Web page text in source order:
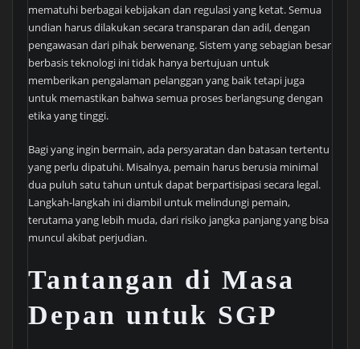
mematuhi berbagai kebijakan dan regulasi yang ketat. Semua
undian harus dilakukan secara transparan dan adil, dengan
pengawasan dari pihak berwenang. Sistem yang sebagian besar
berbasis teknologi ini tidak hanya bertujuan untuk
memberikan pengalaman pelanggan yang baik tetapi juga
untuk memastikan bahwa semua proses berlangsung dengan
etika yang tinggi.
Bagi yang ingin bermain, ada persyaratan dan batasan tertentu
yang perlu dipatuhi. Misalnya, pemain harus berusia minimal
dua puluh satu tahun untuk dapat berpartisipasi secara legal.
Langkah-langkah ini diambil untuk melindungi pemain,
terutama yang lebih muda, dari risiko jangka panjang yang bisa
muncul akibat perjudian.
Tantangan di Masa
Depan untuk SGP